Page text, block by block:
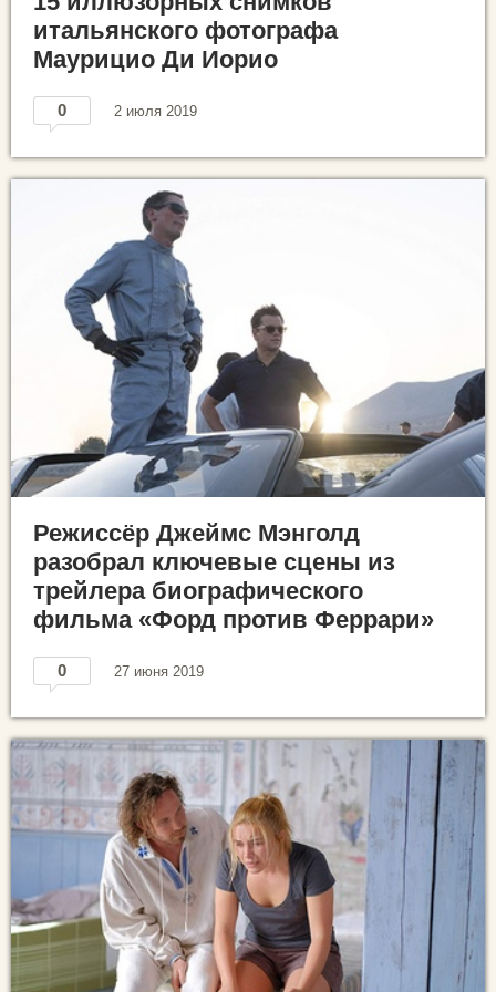
итальянского фотографа
Маурицио Ди Иорио
0 2 июля 2019
Режиссёр Джеймс Мэнголд
разобрал ключевые сцены из
трейлера биографического
фильма «Форд против Феррари»
0 27 июня 2019